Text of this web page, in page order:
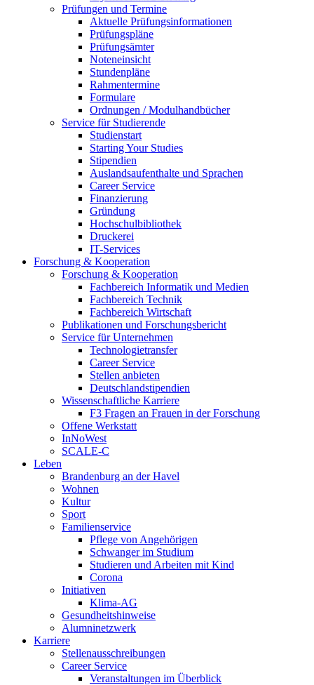
Prüfungen und Termine
Aktuelle Prüfungsinformationen
Prüfungspläne
Prüfungsämter
Noteneinsicht
Stundenpläne
Rahmentermine
Formulare
Ordnungen / Modulhandbücher
Service für Studierende
Studienstart
Starting Your Studies
Stipendien
Auslandsaufenthalte und Sprachen
Career Service
Finanzierung
Gründung
Hochschulbibliothek
Druckerei
IT-Services
Forschung & Kooperation
Forschung & Kooperation
Fachbereich Informatik und Medien
Fachbereich Technik
Fachbereich Wirtschaft
Publikationen und Forschungsbericht
Service für Unternehmen
Technologietransfer
Career Service
Stellen anbieten
Deutschlandstipendien
Wissenschaftliche Karriere
F3 Fragen an Frauen in der Forschung
Offene Werkstatt
InNoWest
SCALE-C
Leben
Brandenburg an der Havel
Wohnen
Kultur
Sport
Familienservice
Pflege von Angehörigen
Schwanger im Studium
Studieren und Arbeiten mit Kind
Corona
Initiativen
Klima-AG
Gesundheitshinweise
Alumninetzwerk
Karriere
Stellenausschreibungen
Career Service
Veranstaltungen im Überblick